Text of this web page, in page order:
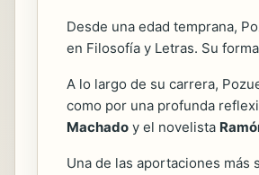
Desde una edad temprana,
en Filosofía y Letras. Su
A lo largo de su carrera,
como por una profunda
Machado y el novelista
Una de las aportaciones